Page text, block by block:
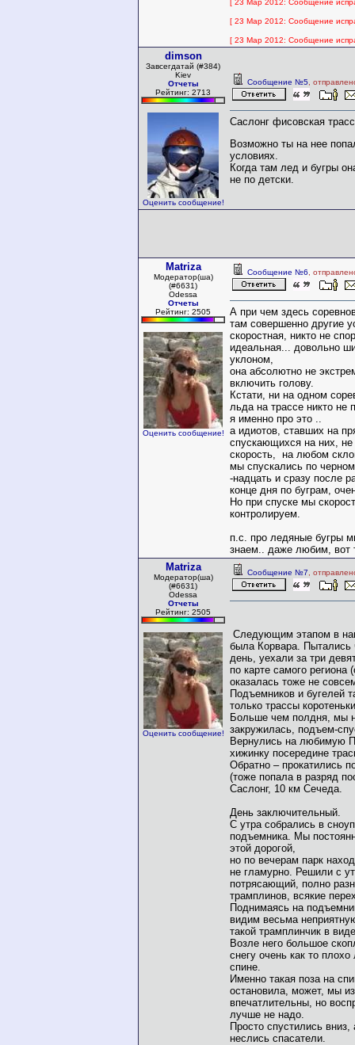
[ 23 Мар 2012: Сообщение
[ 23 Мар 2012: Сообщение
[ 23 Мар 2012: Сообщение
dimson
Завсегдатай (#384)
Kiev
Отчеты
Рейтинг: 2713
Оценить сообщение!
Сообщение №5 ,
Саслонг фисовская
Возможно ты на нее
условиях.
Когда там лед и бугры
не по детски.
Matriza
Модератор(ша)
(#6631)
Odessa
Отчеты
Рейтинг: 2505
Оценить сообщение!
Сообщение №6 ,
А при чем здесь
там совершенно другие
скоростная, никто не
идеальная... довольно
уклоном,
она абсолютно не
включить голову.
Кстати, ни на одном
льда на трассе никто не
я именно про это ..
а идиотов, ставших на
спускающихся на них,
скорость, на любом
мы спускались по
-надцать и сразу после
конце дня по буграм,
Но при спуске мы
контролируем.
п.с. про ледяные бугры
знаем.. даже любим, вот
Matriza
Модератор(ша)
(#6631)
Odessa
Отчеты
Рейтинг: 2505
Оценить сообщение!
Сообщение №7 ,
Следующим этапом в
была Корвара. Пытались
день, уехали за три
по карте самого региона
оказалась тоже не
Подъемников и бугелей
только трассы
Больше чем полдня, мы
закружилась, подъем-
Вернулись на любимую
хижинку посередине
Обратно – прокатились
(тоже попала в разряд
Саслонг, 10 км Сечеда.
День заключительный.
С утра собрались в
подъемника. Мы
этой дорогой,
но по вечерам парк
не гламурно. Решили с
потрясающий, полно
трамплинов, всякие
Поднимаясь на
видим весьма
такой трамплинчик в
Возле него большое
снегу очень как то
спине.
Именно такая поза на
остановила, может, мы
впечатлительны, но
лучше не надо.
Просто спустились
неслись спасатели.